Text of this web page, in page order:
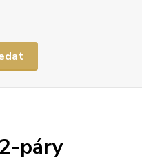
páry